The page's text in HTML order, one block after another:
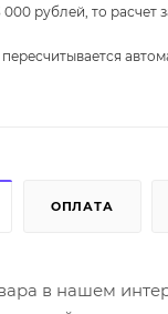
рублей, то расчет
ОПЛАТА
в нашем